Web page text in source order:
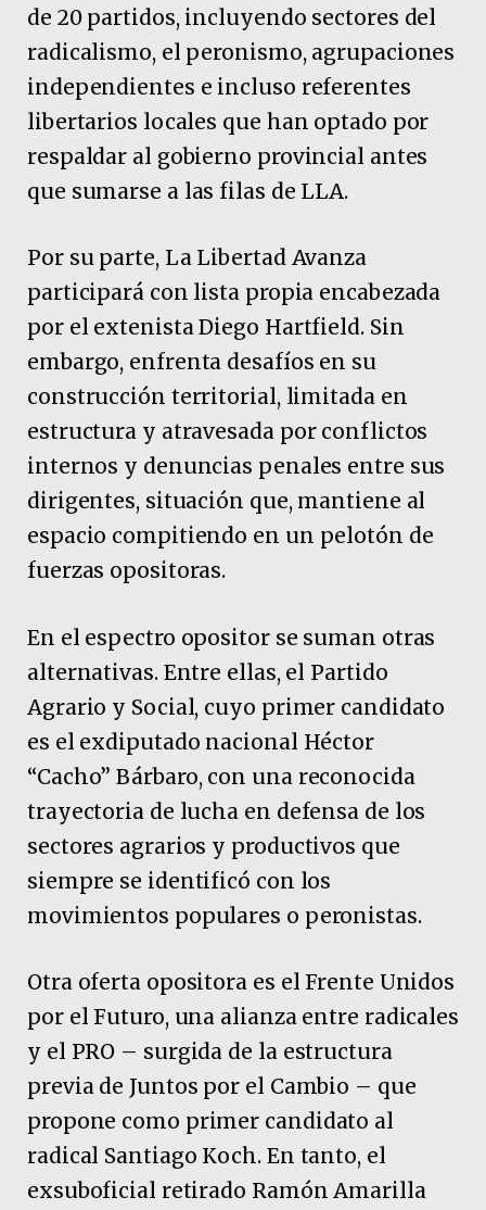
de 20 partidos, incluyendo sectores del
radicalismo, el peronismo, agrupaciones
independientes e incluso referentes
libertarios locales que han optado por
respaldar al gobierno provincial antes
que sumarse a las filas de LLA.
Por su parte, La Libertad Avanza
participará con lista propia encabezada
por el extenista Diego Hartfield. Sin
embargo, enfrenta desafíos en su
construcción territorial, limitada en
estructura y atravesada por conflictos
internos y denuncias penales entre sus
dirigentes, situación que, mantiene al
espacio compitiendo en un pelotón de
fuerzas opositoras.
En el espectro opositor se suman otras
alternativas. Entre ellas, el Partido
Agrario y Social, cuyo primer candidato
es el exdiputado nacional Héctor
“Cacho” Bárbaro, con una reconocida
trayectoria de lucha en defensa de los
sectores agrarios y productivos que
siempre se identificó con los
movimientos populares o peronistas.
Otra oferta opositora es el Frente Unidos
por el Futuro, una alianza entre radicales
y el PRO – surgida de la estructura
previa de Juntos por el Cambio – que
propone como primer candidato al
radical Santiago Koch. En tanto, el
exsuboficial retirado Ramón Amarilla